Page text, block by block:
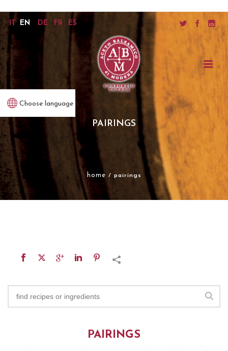
Choose language
PAIRINGS
home / pairings
IT EN DE FR ES
PAIRINGS